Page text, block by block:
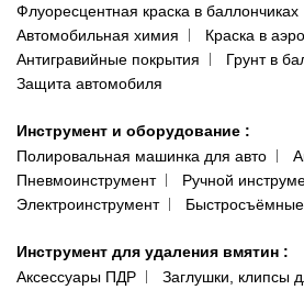
Флуоресцентная краска в баллончиках
Автомобильная химия
Краска в
Антигравийные покрытия
Грунт в
Защита автомобиля
Инструмент и оборудование :
Полировальная машинка для авто
Пневмоинструмент
Ручной
Электроинструмент
Инструмент для удаления вмятин :
Аксессуары ПДР
Заглушки, клипсы